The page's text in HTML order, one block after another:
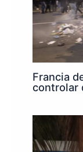
Francia
controlar